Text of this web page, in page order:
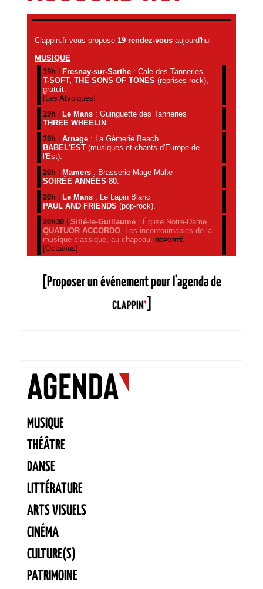
[Proposer un événement pour l'agenda de
MUSIQUE
THÉÂTRE
DANSE
LITTÉRATURE
ARTS VISUELS
CINÉMA
CULTURE(S)
PATRIMOINE